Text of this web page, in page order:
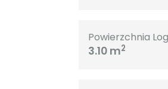
Powierzchnia
3.10 m2